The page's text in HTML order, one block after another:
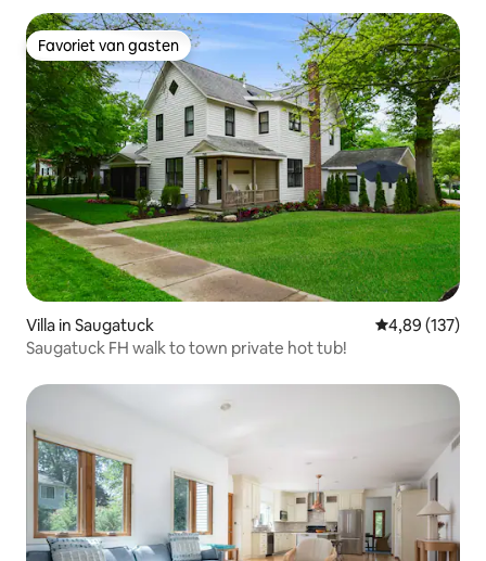
Favoriet van gasten
Favoriet van gasten
Villa in Saugatuck Gemiddelde
4,89 (137)
Saugatuck FH walk to town private hot tub!